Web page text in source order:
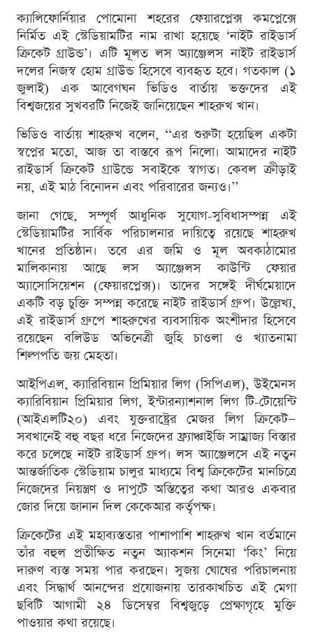
ক্যালিফোর্নিয়ার পোমোনা শহরের ফেয়ারপ্লেক্স কমপ্লেক্সে
নির্মিত এই স্টেডিয়ামটির নাম রাখা হয়েছে ‘নাইট রাইডার্স
ক্রিকেট গ্রাউন্ড’। এটি মূলত লস অ্যাঞ্জেলস নাইট রাইডার্স
দলের নিজস্ব হোম গ্রাউন্ড হিসেবে ব্যবহৃত হবে। গতকাল (১
জুলাই) এক আবেগঘন ভিডিও বার্তায় ভক্তদের এই
বিশ্বজয়ের সুখবরটি নিজেই জানিয়েছেন শাহরুখ খান।
ভিডিও বার্তায় শাহরুখ বলেন, ‘‘এর শুরুটা হয়েছিল একটা
স্বপ্নের মতো, আজ তা বাস্তবে রূপ নিলো। আমাদের নাইট
রাইডার্স ক্রিকেট গ্রাউন্ডে সবাইকে স্বাগত। কেবল ক্রীড়াই
নয়, এই মাঠ বিনোদন এবং পরিবারের জন্যও।’’
জানা গেছে, সম্পূর্ণ আধুনিক সুযোগ-সুবিধাসম্পন্ন এই
স্টেডিয়ামটির সার্বিক পরিচালনার দায়িত্বে রয়েছে শাহরুখ
খানের প্রতিষ্ঠান। তবে এর জমি ও মূল অবকাঠামোর
মালিকানায় আছে লস অ্যাঞ্জেলস কাউন্টি ফেয়ার
অ্যাসোসিয়েশন (ফেয়ারপ্লেক্স)। তাদের সঙ্গেই দীর্ঘমেয়াদে
একটি বড় চুক্তি সম্পন্ন করেছে নাইট রাইডার্স গ্রুপ। উল্লেখ্য,
এই রাইডার্স গ্রুপে শাহরুখের ব্যবসায়িক অংশীদার হিসেবে
রয়েছেন বলিউড অভিনেত্রী জুহি চাওলা ও খ্যাতনামা
শিল্পপতি জয় মেহতা।
আইপিএল, ক্যারিবিয়ান প্রিমিয়ার লিগ (সিপিএল), উইমেনস
ক্যারিবিয়ান প্রিমিয়ার লিগ, ইন্টারন্যাশনাল লিগ টি-টোয়েন্টি
(আইএলটি২০) এবং যুক্তরাষ্ট্রের মেজর লিগ ক্রিকেট—
সবখানেই বহু বছর ধরে নিজেদের ফ্র্যাঞ্চাইজি সাম্রাজ্য বিস্তার
করে চলেছে নাইট রাইডার্স গ্রুপ। লস অ্যাঞ্জেলসে এই নতুন
আন্তর্জাতিক স্টেডিয়াম চালুর মাধ্যমে বিশ্ব ক্রিকেটের মানচিত্রে
নিজেদের নিয়ন্ত্রণ ও দাপুটে অস্তিত্বের কথা আরও একবার
জোর দিয়ে জানান দিল কেকেআর কর্তৃপক্ষ।
ক্রিকেটের এই মহাব্যস্ততার পাশাপাশি শাহরুখ খান বর্তমানে
তাঁর বহুল প্রতীক্ষিত নতুন অ্যাকশন সিনেমা ‘কিং’ নিয়ে
দারুণ ব্যস্ত সময় পার করছেন। সুজয় ঘোষের পরিচালনায়
এবং সিদ্ধার্থ আনন্দের প্রযোজনায় তারকাখচিত এই মেগা
ছবিটি আগামী ২৪ ডিসেম্বর বিশ্বজুড়ে প্রেক্ষাগৃহে মুক্তি
পাওয়ার কথা রয়েছে।